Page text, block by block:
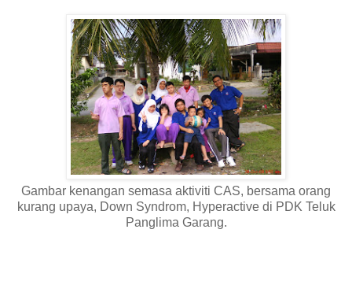
Gambar kenangan semasa aktiviti CAS, bersama orang
kurang upaya, Down Syndrom, Hyperactive di PDK Teluk
Panglima Garang.